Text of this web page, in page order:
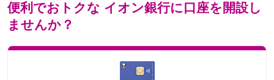
便利でおトクな イオン銀行に口座を開設し
ませんか？